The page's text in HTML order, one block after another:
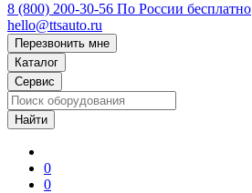
8 (800) 200-30-56 По России бесплатно
hello@ttsauto.ru
Перезвонить мне
Каталог
Сервис
0
0